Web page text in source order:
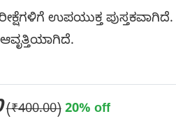
ಉಪಯುಕ್ತ
ಆವೃತ್ತಿಯಾಗಿದೆ.
(₹400.00) 20% off